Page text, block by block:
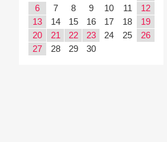
6
7 8 9 10 11
12
13
14 15 16 17 18
19
20
21 22 23 24 25
26
27
28 29 30